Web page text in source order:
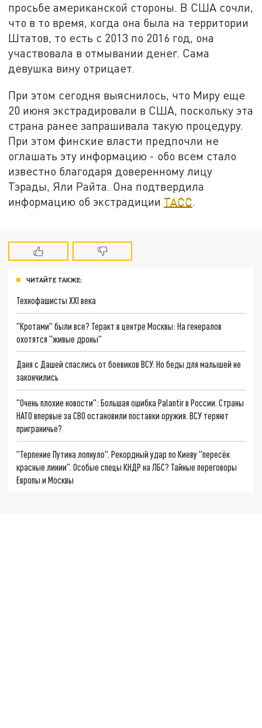
просьбе американской стороны. В США сочли,
что в то время, когда она была на территории
Штатов, то есть с 2013 по 2016 год, она
участвовала в отмывании денег. Сама
девушка вину отрицает.
При этом сегодня выяснилось, что Миру еще
20 июня экстрадировали в США, поскольку эта
страна ранее запрашивала такую процедуру.
При этом финские власти предпочли не
оглашать эту информацию - обо всем стало
известно благодаря доверенному лицу
Тэрады, Яли Райта. Она подтвердила
информацию об экстрадиции ТАСС.
ЧИТАЙТЕ ТАКЖЕ:
Технофашисты XXI века
"Кротами" были все? Теракт в центре Москвы: На генералов
охотятся "живые дроны"
Даня с Дашей спаслись от боевиков ВСУ. Но беды для малышей не
закончились
"Очень плохие новости": Большая ошибка Palantir в России. Страны
НАТО впервые за СВО остановили поставки оружия. ВСУ теряют
приграничье?
"Терпение Путина лопнуло". Рекордный удар по Киеву "пересёк
красные линии". Особые спецы КНДР на ЛБС? Тайные переговоры
Европы и Москвы